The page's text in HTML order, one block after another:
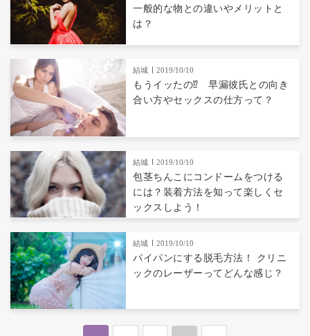
一般的な物との違いやメリットと
は？
結城 2019/10/10
もうイッたの⁉ 早漏彼氏との向き
合い方やセックスの仕方って？
結城 2019/10/10
包茎ちんこにコンドームをつける
には？装着方法を知って楽しくセ
ックスしよう！
結城 2019/10/10
パイパンにする脱毛方法！ クリニ
ックのレーザーってどんな感じ？